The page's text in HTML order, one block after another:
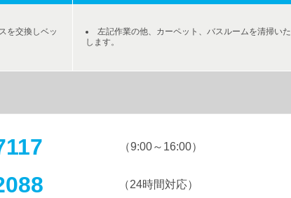
を交換しベッ
左記作業の他、カーペット、バスルームを清掃いた
します。
（9:00～16:00）
（24時間対応）